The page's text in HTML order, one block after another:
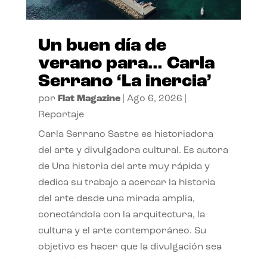
Un buen día de
verano para… Carla
Serrano ‘La inercia’
por Flat Magazine| Ago 6, 2026
Reportaje
Carla Serrano Sastre es historiadora
del arte y divulgadora cultural. Es autora
de Una historia del arte muy rápida y
dedica su trabajo a acercar la historia
del arte desde una mirada amplia,
conectándola con la arquitectura, la
cultura y el arte contemporáneo. Su
objetivo es hacer que la divulgación sea